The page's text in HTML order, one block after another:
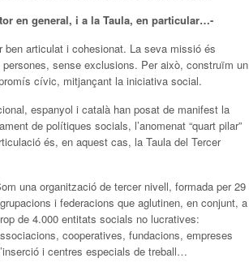
en general, i a la Taula, en particular…-
articulat i cohesionat. La seva missió és
sense exclusions. Per això, construïm un
cívic, mitjançant la iniciativa social.
espanyol i català han posat de manifest la
de polítiques socials, l’anomenat “quart pilar”
és, en aquest cas, la Taula del Tercer
una organització de tercer nivell, formada per 29
i federacions que aglutinen, en conjunt, a
de 4.000 entitats socials no lucratives:
cooperatives, fundacions, empreses
i centres especials de treball…